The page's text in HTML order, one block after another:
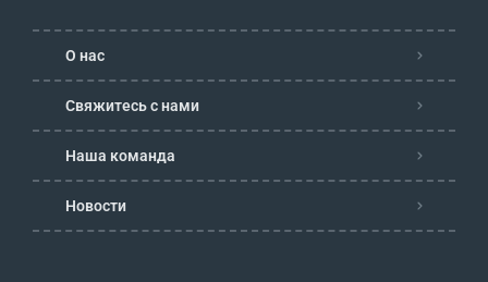
О нас
Свяжитесь с нами
Наша команда
Новости